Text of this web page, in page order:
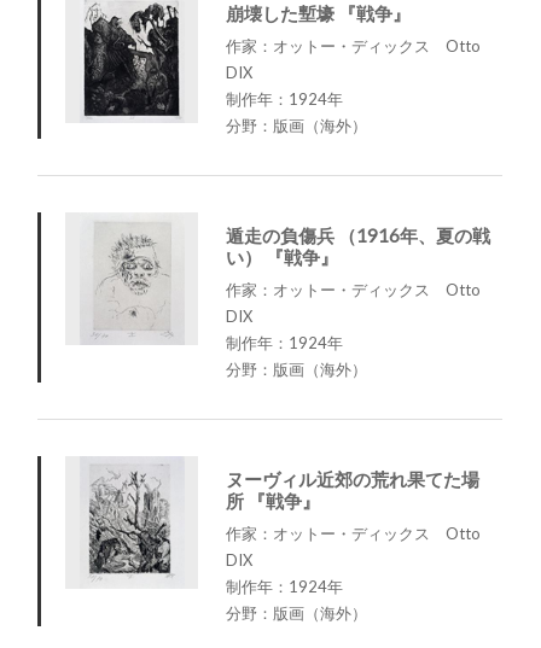
崩壊した塹壕 『戦争』
作家：オットー・ディックス Otto
DIX
制作年：1924年
分野：版画（海外）
遁走の負傷兵 （1916年、夏の戦
い） 『戦争』
作家：オットー・ディックス Otto
DIX
制作年：1924年
分野：版画（海外）
ヌーヴィル近郊の荒れ果てた場
所 『戦争』
作家：オットー・ディックス Otto
DIX
制作年：1924年
分野：版画（海外）